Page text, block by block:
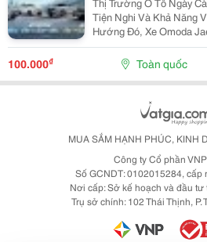
Tiện Nghi Và Khả Năng
Hướng Đó, Xe Omoda
Chọn Suv Hướng Đến
Hiện Đại Và Trải
100.000₫ Toàn quốc
MUA SẮM HẠNH PHÚC, KINH
Công ty Cổ phần
Số GCNDT: 0102015284, cấp
Nơi cấp: Sở kế hoạch và đầu
Trụ sở chính: 102 Thái Thịnh, P.